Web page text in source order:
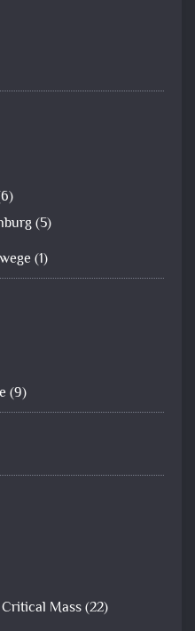
(5)
(1)
(9)
Mass(22)